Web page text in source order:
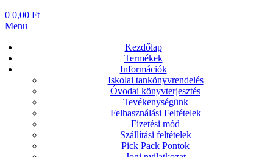
0 0,00 Ft
Menu
Kezdőlap
Termékek
Információk
Iskolai tankönyvrendelés
Óvodai könyvterjesztés
Tevékenységünk
Felhasználási Feltételek
Fizetési mód
Szállítási feltételek
Pick Pack Pontok